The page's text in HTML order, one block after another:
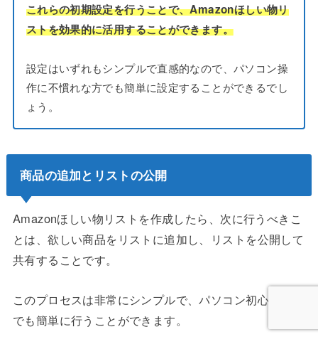
これらの初期設定を行うことで、Amazonほしい物リ
ストを効果的に活用することができます。
設定はいずれもシンプルで直感的なので、パソコン操
作に不慣れな方でも簡単に設定することができるでし
ょう。
商品の追加とリストの公開
Amazonほしい物リストを作成したら、次に行うべきこ
とは、欲しい商品をリストに追加し、リストを公開して
共有することです。
このプロセスは非常にシンプルで、パソコン初心者の方
でも簡単に行うことができます。